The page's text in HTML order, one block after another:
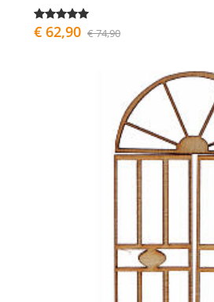
€ 62,90 € 74,90